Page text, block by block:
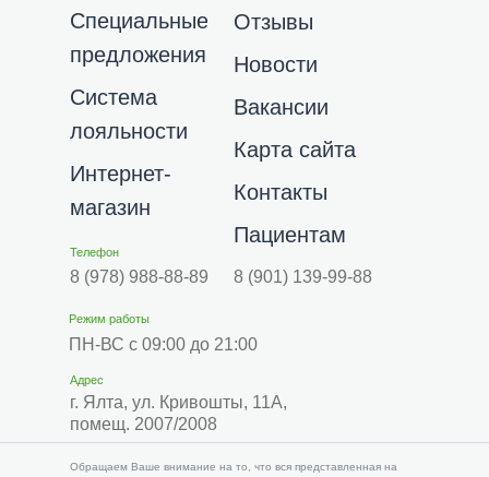
Телефон
8 (901) 139-99-88
8 (978) 988-88-89
Адрес
г. Ялта, ул. Кривошты, 11А,
помещ. 2007/2008
Режим работы
ПН-ВС с 09:00 до 21:00
​​Обращаем Ваше внимание на то, что вся представленная на
Вакансии
Контакты
Новости
Система
лояльности
Интернет-
магазин
Отзывы
Специальные
предложения
Карта сайта
Пациентам